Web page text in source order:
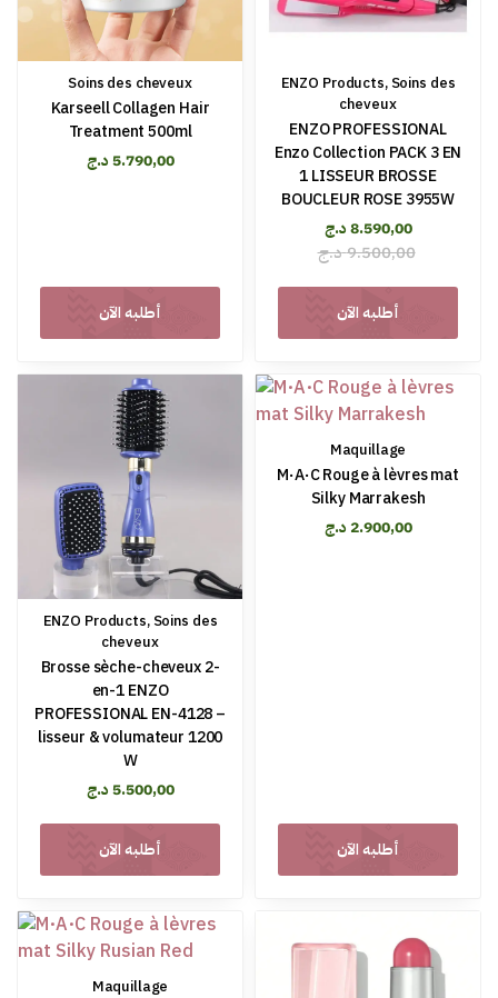
Soins des cheveux
Karseell Collagen Hair
Treatment 500ml
5.790,00د.ج
أطلبه الآن
ENZO Products, Soins des
cheveux
ENZO PROFESSIONAL
Enzo Collection PACK 3 EN
1 LISSEUR BROSSE
BOUCLEUR ROSE 3955W
8.590,00د.ج
9.500,00د.ج
أطلبه الآن
ENZO Products, Soins des
cheveux
Brosse sèche-cheveux 2-
en-1 ENZO
PROFESSIONAL EN-4128 –
lisseur & volumateur 1200
W
5.500,00د.ج
أطلبه الآن
Maquillage
M·A·C Rouge à lèvres mat
Silky Marrakesh
2.900,00 د.ج
أطلبه الآن
Maquillage